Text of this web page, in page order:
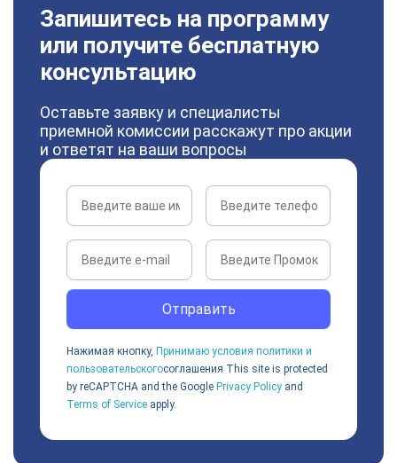
Запишитесь на программу
или получите бесплатную
консультацию
Оставьте заявку и специалисты
приемной комиссии расскажут про акции
и ответят на ваши вопросы
Отправить
Нажимая кнопку, Принимаю условия политики и
пользовательскогосоглашения This site is protected
by reCAPTCHA and the Google Privacy Policy and
Terms of Service apply.